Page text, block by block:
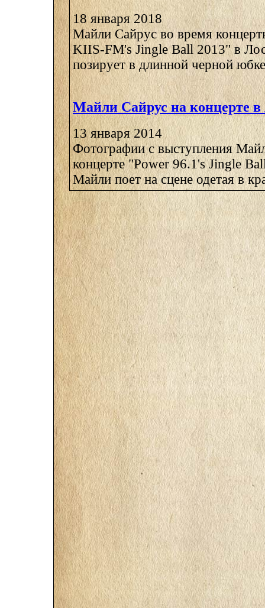
18 января 2018
Майли Сайрус во время
KIIS-FM's Jingle Ball 2013" в
позирует в длинной черной
Майли Сайрус на концерте в
13 января 2014
Фотографии с выступления
концерте "Power 96.1's Jingle
Майли поет на сцене одетая в